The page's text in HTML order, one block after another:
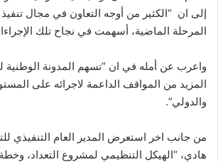
إلى ان “الكثير من أوجه التعاون في مجال تنفيذ
المرحلة الماضية، أسهمت في نجاح تلك
واعرب عن أمله في ان “تسهم المدونة الوطنية
المزيد من المواقف الداعمة لاجرائه على
والدولي”.
من جانب اخر استعرض المدير العام التنفيذي
هادي، “الهيكل التنظيمي لمشروع التعداد،